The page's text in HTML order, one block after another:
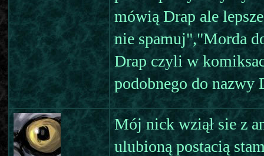
mówią Drap ale
nie spamuj","Morda
Drap czyli w
podobnego do nazwy
Mój nick wziął sie z
ulubioną postacią